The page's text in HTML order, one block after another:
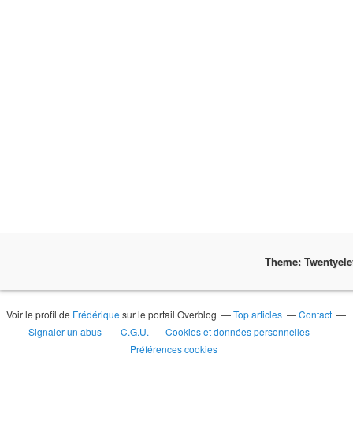
Theme:
Voir le profil de Frédérique sur le portail Overblog Top articles
Contact
Signaler un abus
C.G.U.
Cookies et données personnelles
Préférences cookies